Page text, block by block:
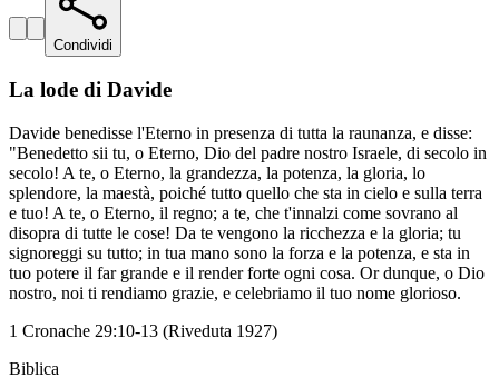
Condividi
La lode di Davide
Davide benedisse l'Eterno in presenza di tutta la raunanza, e disse:
"Benedetto sii tu, o Eterno, Dio del padre nostro Israele, di secolo in
secolo! A te, o Eterno, la grandezza, la potenza, la gloria, lo
splendore, la maestà, poiché tutto quello che sta in cielo e sulla terra
e tuo! A te, o Eterno, il regno; a te, che t'innalzi come sovrano al
disopra di tutte le cose! Da te vengono la ricchezza e la gloria; tu
signoreggi su tutto; in tua mano sono la forza e la potenza, e sta in
tuo potere il far grande e il render forte ogni cosa. Or dunque, o Dio
nostro, noi ti rendiamo grazie, e celebriamo il tuo nome glorioso.
1 Cronache 29:10-13 (Riveduta 1927)
Biblica